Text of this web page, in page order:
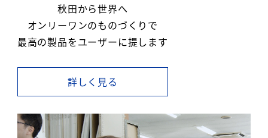
秋田から世界へ
オンリーワンのものづくりで
最高の製品をユーザーに提します
詳しく見る